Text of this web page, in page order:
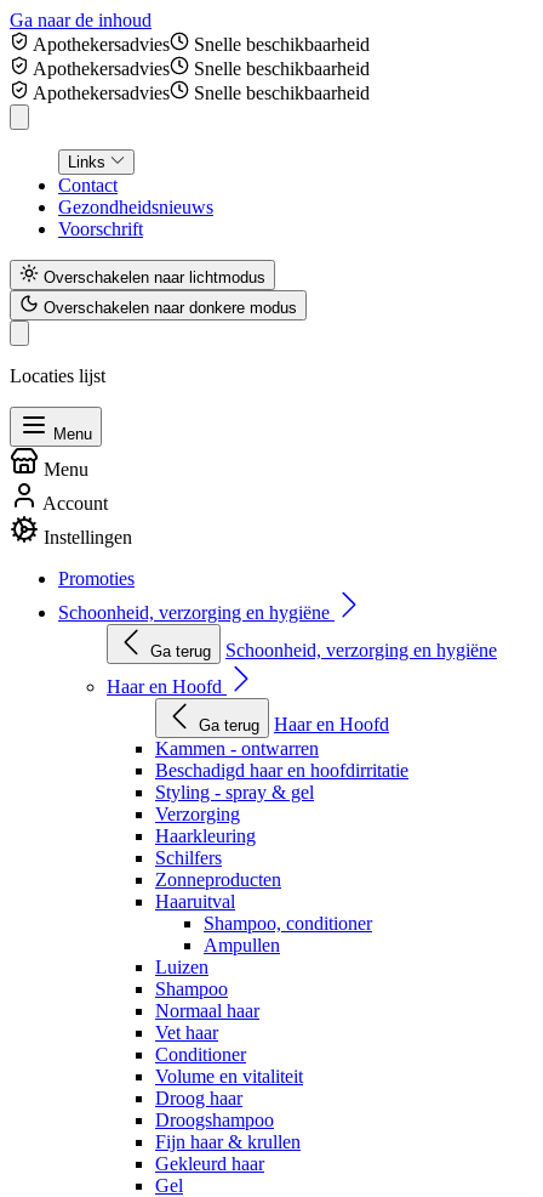
Ga naar de inhoud
Apothekersadvies
Snelle beschikbaarheid
Apothekersadvies
Snelle beschikbaarheid
Apothekersadvies
Snelle beschikbaarheid
Links
Contact
Gezondheidsnieuws
Voorschrift
Overschakelen naar lichtmodus
Overschakelen naar donkere modus
Locaties lijst
Menu
Menu
Account
Instellingen
Promoties
Schoonheid, verzorging en hygiëne
Ga terug
Schoonheid, verzorging en hygiëne
Haar en Hoofd
Ga terug
Haar en Hoofd
Kammen - ontwarren
Beschadigd haar en hoofdirritatie
Styling - spray & gel
Verzorging
Haarkleuring
Schilfers
Zonneproducten
Haaruitval
Shampoo, conditioner
Ampullen
Luizen
Shampoo
Normaal haar
Vet haar
Conditioner
Volume en vitaliteit
Droog haar
Droogshampoo
Fijn haar & krullen
Gekleurd haar
Gel